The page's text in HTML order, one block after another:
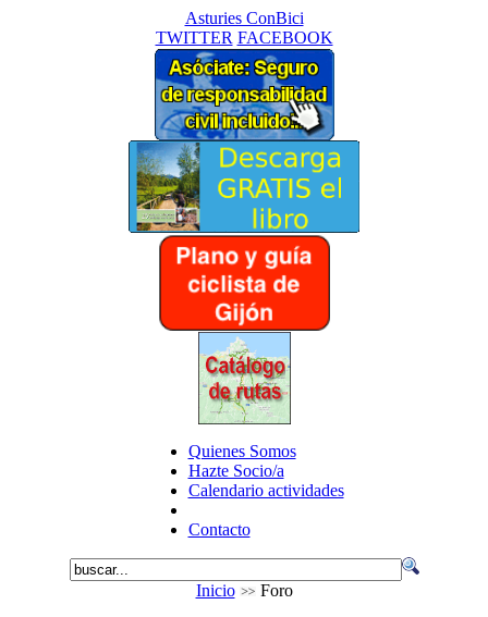
Asturies ConBici
TWITTER FACEBOOK
Quienes Somos
Hazte Socio/a
Calendario actividades
Contacto
Inicio
Foro